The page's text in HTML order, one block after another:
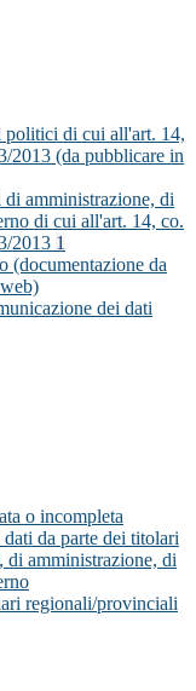
di cui all'art. 14,
2013 (da pubblicare in
amministrazione, di
di cui all'art. 14, co.
2013 1
(documentazione da
dei dati
o incompleta
da parte dei titolari
amministrazione, di
regionali/provinciali